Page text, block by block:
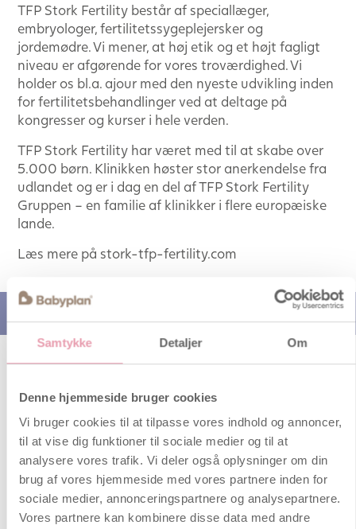
Samtykke Detaljer Om
Denne hjemmeside bruger cookies
Vi bruger cookies til at tilpasse vores indhold og annoncer,
til at vise dig funktioner til sociale medier og til at
analysere vores trafik. Vi deler også oplysninger om din
brug af vores hjemmeside med vores partnere inden for
sociale medier, annonceringspartnere og analysepartnere.
Vores partnere kan kombinere disse data med andre
TFP Stork Fertility består af speciallæger,
embryologer, fertilitetssygeplejersker og
jordemødre. Vi mener, at høj etik og et højt fagligt
niveau er afgørende for vores troværdighed. Vi
holder os bl.a. ajour med den nyeste udvikling inden
for fertilitetsbehandlinger ved at deltage på
kongresser og kurser i hele verden.
TFP Stork Fertility har været med til at skabe over
5.000 børn. Klinikken høster stor anerkendelse fra
udlandet og er i dag en del af TFP Stork Fertility
Gruppen – en familie af klinikker i flere europæiske
lande.
Læs mere på stork-tfp-fertility.com
Relaterede artikler
Guide til fertilitetsbehandling
ufrivillig barnløshed
Fertilitetsbehandling kan være en
psykisk belastning for dig og evt. din
partner, for der er ingen garantier:
Ingen fertilitetslæger kan sige noget
om, hvornår det lykkes, eller om det
vil lykkes. Med Johannes musikalske